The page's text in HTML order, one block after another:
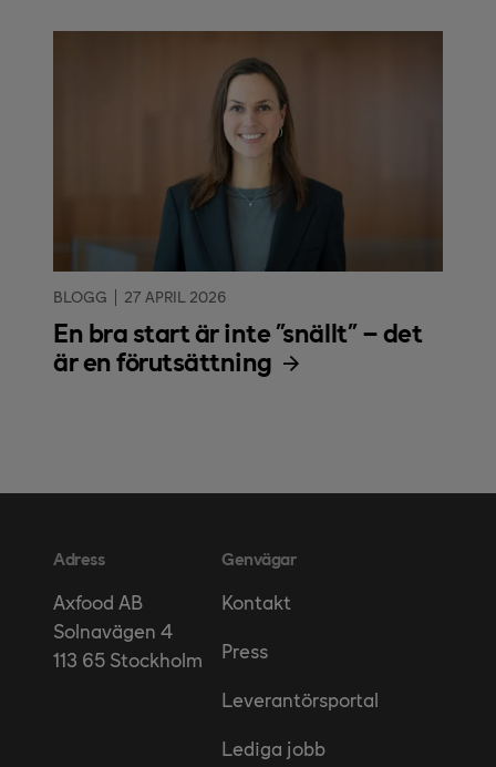
BLOGG 27 APRIL 2026
En bra start är inte ”snällt” – det
är en förutsättning
Adress
Axfood AB
Solnavägen 4
113 65 Stockholm
Genvägar
Kontakt
Press
Leverantörsportal
Lediga jobb